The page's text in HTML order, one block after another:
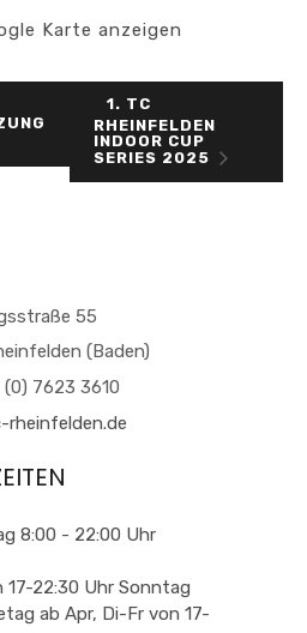
Karte anzeigen
1. TC
RHEINFELDEN
INDOOR CUP
SERIES 2025
55
(Baden)
(0) 7623 3610
rheinfelden.de
8:00 - 22:00 Uhr
17-22:30 Uhr Sonntag
ab Apr, Di-Fr von 17-